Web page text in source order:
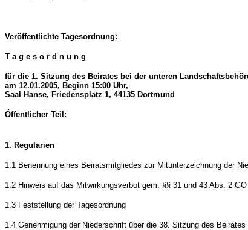
Veröffentlichte Tagesordnung:
T a g e s o r d n u n g
für die 1. Sitzung des Beirates bei der unteren
am 12.01.2005, Beginn 15:00 Uhr,
Saal Hanse, Friedensplatz 1, 44135 Dortmund
Öffentlicher Teil:
1. Regularien
1.1 Benennung eines Beiratsmitgliedes zur Mitunterzeichnung der
1.2 Hinweis auf das Mitwirkungsverbot gem. §§ 31 und 43 Abs. 2
1.3 Feststellung der Tagesordnung
1.4 Genehmigung der Niederschrift über die 38. Sitzung des